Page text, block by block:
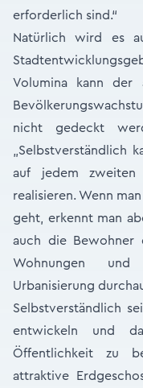
erforderlich sind.“
Natürlich wird es
Volumina kann der
nicht gedeckt
„Selbstverständlich
auf jedem zweiten
realisieren. Wenn
geht, erkennt man
auch die Bewohner
Wohnungen
Urbanisierung
Selbstverständlich
entwickeln und
Öffentlichkeit zu
attraktive